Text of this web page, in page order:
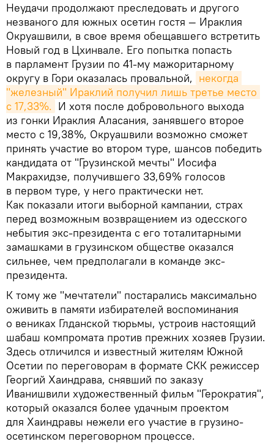
Неудачи продолжают преследовать и другого
незваного для южных осетин гостя — Ираклия
Окруашвили, в свое время обещавшего встретить
Новый год в Цхинвале. Его попытка попасть
в парламент Грузии по 41-му мажоритарному
округу в Гори оказалась провальной, некогда
"железный" Ираклий получил лишь третье место
с 17,33%. И хотя после добровольного выхода
из гонки Ираклия Аласания, занявшего второе
место с 19,38%, Окруашвили возможно сможет
принять участие во втором туре, шансов победить
кандидата от "Грузинской мечты" Иосифа
Макрахидзе, получившего 33,69% голосов
в первом туре, у него практически нет.
Как показали итоги выборной кампании, страх
перед возможным возвращением из одесского
небытия экс-президента с его тоталитарными
замашками в грузинском обществе оказался
сильнее, чем предполагали в команде экс-
президента.
К тому же "мечтатели" постарались максимально
оживить в памяти избирателей воспоминания
о вениках Глданской тюрьмы, устроив настоящий
шабаш компромата против прежних хозяев Грузии.
Здесь отличился и известный жителям Южной
Осетии по переговорам в формате СКК режиссер
Георгий Хаиндрава, снявший по заказу
Иванишвили художественный фильм "Герократия",
который оказался более удачным проектом
для Хаиндравы нежели его участие в грузино-
осетинском переговорном процессе.